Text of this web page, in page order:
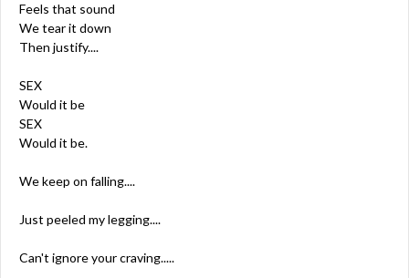
Feels that sound
We tear it down
Then justify....
SEX
Would it be
SEX
Would it be.
We keep on falling....
Just peeled my legging....
Can't ignore your craving.....